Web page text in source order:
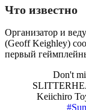
Что известно
Организатор и
(Geoff Keighley)
первый
Don't
Keiichiro